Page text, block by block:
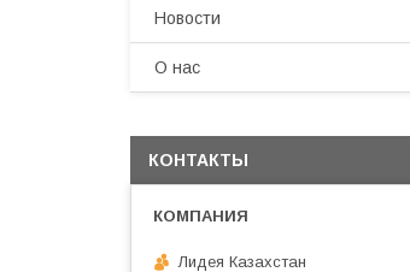
Новости
О нас
КОНТАКТЫ
Лидея Казахстан